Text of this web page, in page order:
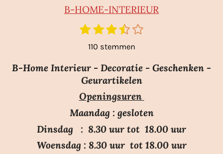
B-HOME-INTERIEUR
1
e
r
2
s
t
e
r
e
n
3
s
t
e
r
e
n
4
t
e
r
e
n
5
t
e
r
e
n
S
m
110 stemmen
B-Home Interieur - Decoratie - Geschenken -
Geurartikelen
Openingsuren
Maandag : gesloten
Dinsdag : 8.30 uur tot 18.00 uur
Woensdag : 8.30 uur tot 18.00 uur